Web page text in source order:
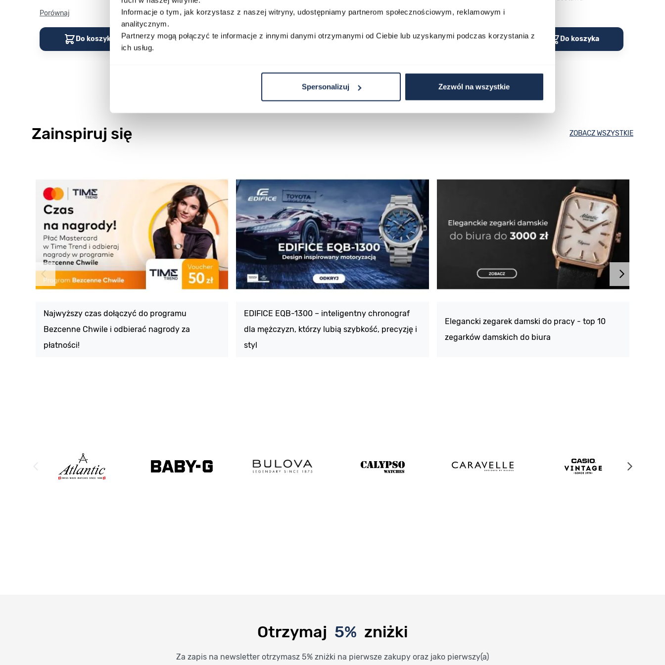
Informacje o tym, jak korzystasz z naszej witryny, udostępniamy partnerom społecznościowym, reklamowym i
analitycznym.
Partnerzy mogą połączyć te informacje z innymi danymi otrzymanymi od Ciebie lub uzyskanymi podczas korzystania z
ich usług.
Spersonalizuj Zezwól na wszystkie
Porównaj
Do koszyka
Porównaj
Do koszyka
Porównaj
Do koszyka
Porównaj
Do koszyka Do koszyka
Zainspiruj się ZOBACZ WSZYSTKIE
Najwyższy czas dołączyć do programu
Bezcenne Chwile i odbierać nagrody za
płatności!
EDIFICE EQB-1300 – inteligentny chronograf
dla mężczyzn, którzy lubią szybkość, precyzję i
styl
Elegancki zegarek damski do pracy - top 10
zegarków damskich do biura
Otrzymaj 5% zniżki
Za zapis na newsletter otrzymasz 5% zniżki na pierwsze zakupy oraz jako pierwszy(a)